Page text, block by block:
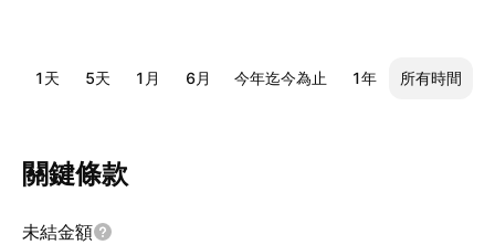
1天 5天 1月 6月 今年迄今為止 1年 所有時間
關鍵條款
未結金額